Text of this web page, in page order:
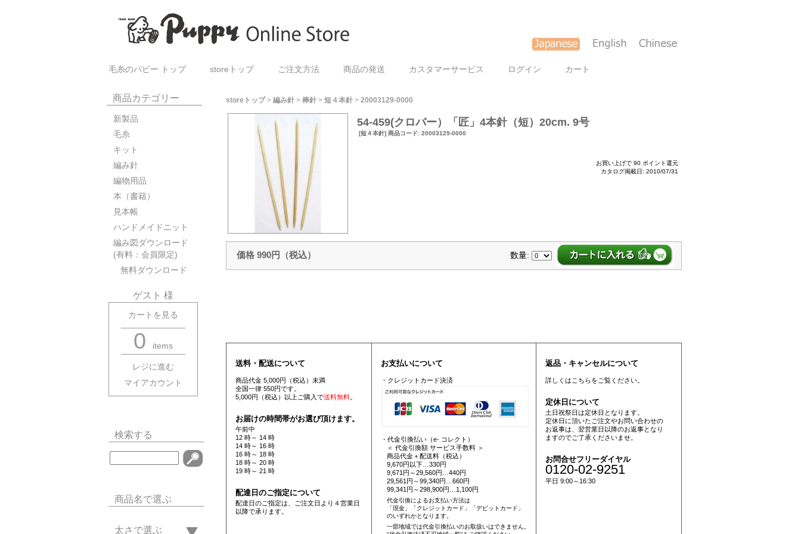
毛糸のパピー トップ storeトップ ご注文方法 商品の発送 カスタマーサービス ログイン カート
商品カテゴリー
新製品
毛糸
キット
編み針
編物用品
本（書籍）
見本帳
ハンドメイドニット
編み図ダウンロード
(有料：会員限定)
無料ダウンロード
ゲスト 様
カートを見る
0 items
レジに進む
マイアカウント
検索する
商品名で選ぶ
太さで選ぶ
storeトップ> 編み針 > 棒針 > 短４本針 > 20003129-0000
54-459(クロバー）「匠」4本針（短）20cm. 9号
[短４本針] 商品コード: 20003129-0000
お買い上げで 90 ポイント還元
カタログ掲載日: 2010/07/31
価格 990円（税込） 数量:
送料・配送について
商品代金 5,000円（税込）未満
全国一律 550円です。
5,000円（税込）以上ご購入で送料無料。
お届けの時間帯がお選び頂けます。
午前中
12 時～ 14 時
14 時～ 16 時
16 時～ 18 時
18 時～ 20 時
19 時～ 21 時
配達日のご指定について
配達日のご指定は、ご注文日より４営業日
以降で承ります。
お支払いについて
・クレジットカード決済
・代金引換払い（e- コレクト）
＜ 代金引換額 サービス手数料 ＞
商品代金＋配送料（税込）
9,670円以下…330円
9,671円～29,560円…440円
29,561円～99,340円…660円
99,341円～298,900円…1,100円
代金引換によるお支払い方法は
「現金」「クレジットカード」「デビットカード」
のいずれかとなります。
一部地域では代金引換払いのお取扱いはできません。
返品・キャンセルについて
詳しくは こちらをご覧ください。
定休日について
土日祝祭日は定休日となります。
定休日に頂いたご注文やお問い合わせの
お返事は、翌営業日以降のお返事となり
ますのでご了承くださいませ。
お問合せフリーダイヤル
0120-02-9251
平日 9:00～16:30